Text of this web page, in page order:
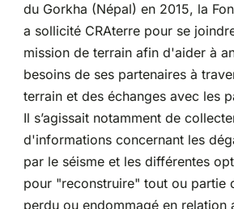
du Gorkha (Népal) en 2015, la
a sollicité CRAterre pour se
mission de terrain afin d'aider à
besoins de ses partenaires à
terrain et des échanges avec les
Il s’agissait notamment de
d'informations concernant les
par le séisme et les différentes
pour "reconstruire" tout ou partie
perdu ou endommagé en relation